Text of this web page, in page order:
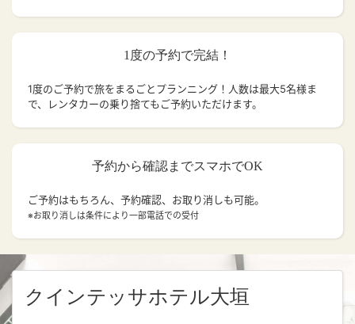
1度の予約で完結！
1度のご予約で旅をまるごとプランニング！人数は最大5名様ま
で、レンタカーの乗り捨てもご予約いただけます。
予約から確認までスマホでOK
ご予約はもちろん、予約確認、お取り消しも可能。
※お取り消しは条件により一部電話での受付
クインテッサホテル大垣